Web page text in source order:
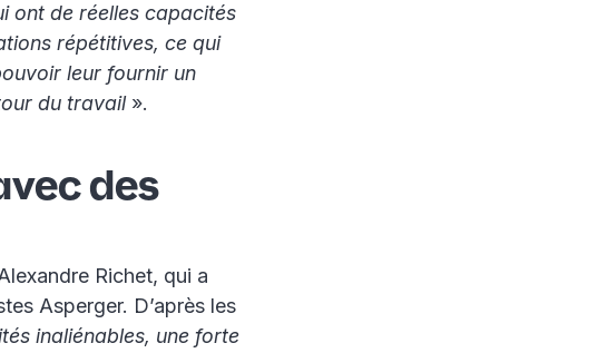
ont de réelles capacités
répétitives, ce qui
leur fournir un
du travail».
des
Richet, qui a
Asperger. D’après les
inaliénables, une forte